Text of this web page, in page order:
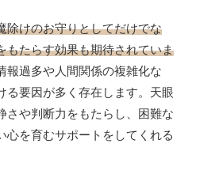
除けのお守りとしてだけでな
もたらす効果も期待されていま
報過多や人間関係の複雑化な
る要因が多く存在します。天眼
さや判断力をもたらし、困難な
心を育むサポートをしてくれる